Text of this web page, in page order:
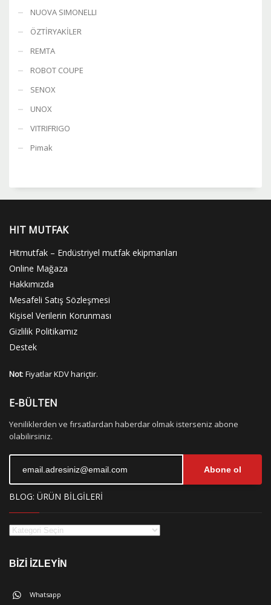
NUOVA SIMONELLI
ÖZTİRYAKİLER
REMTA
ROBOT COUPE
SENOX
UNOX
VITRIFRIGO
Pimak
HIT MUTFAK
Hitmutfak – Endüstriyel mutfak ekipmanları
Online Mağaza
Hakkımızda
Mesafeli Satış Sözleşmesi
Kişisel Verilerin Korunması
Gizlilik Politikamız
Destek
Not: Fiyatlar KDV hariçtir.
E-BÜLTEN
Yeniliklerden ve fırsatlardan haberdar olmak isterseniz abone
olabilirsiniz.
Abone ol
BLOG: ÜRÜN BİLGİLERİ
BİZİ İZLEYİN
Whatsapp